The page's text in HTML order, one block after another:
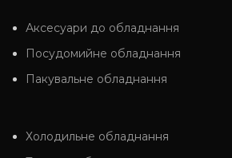
Аксесуари до обладнання
Посудомийне обладнання
Пакувальне обладнання
Холодильне обладнання